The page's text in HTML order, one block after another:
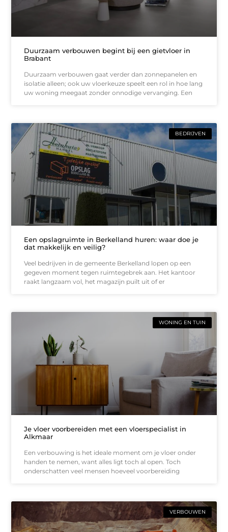
Duurzaam verbouwen begint bij een gietvloer in
Brabant
Duurzaam verbouwen gaat verder dan zonnepanelen en
isolatie alleen; ook uw vloerkeuze speelt een rol in hoe lang
uw woning meegaat zonder onnodige vervanging. Een
BEDRIJVEN
Een opslagruimte in Berkelland huren: waar doe je
dat makkelijk en veilig?
Veel bedrijven in de gemeente Berkelland lopen op een
gegeven moment tegen ruimtegebrek aan. Het kantoor
raakt langzaam vol, het magazijn puilt uit of er
WONING EN TUIN
Je vloer voorbereiden met een vloerspecialist in
Alkmaar
Een verbouwing is het ideale moment om je vloer onder
handen te nemen, want alles ligt toch al open. Toch
onderschatten veel mensen hoeveel voorbereiding
VERBOUWEN